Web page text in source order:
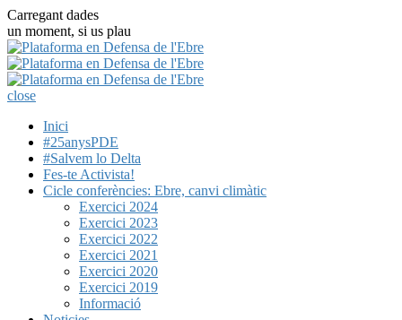
Carregant dades
un moment, si us plau
close
Inici
#25anysPDE
#Salvem lo Delta
Fes-te Activista!
Cicle conferències: Ebre, canvi climàtic
Exercici 2024
Exercici 2023
Exercici 2022
Exercici 2021
Exercici 2020
Exercici 2019
Informació